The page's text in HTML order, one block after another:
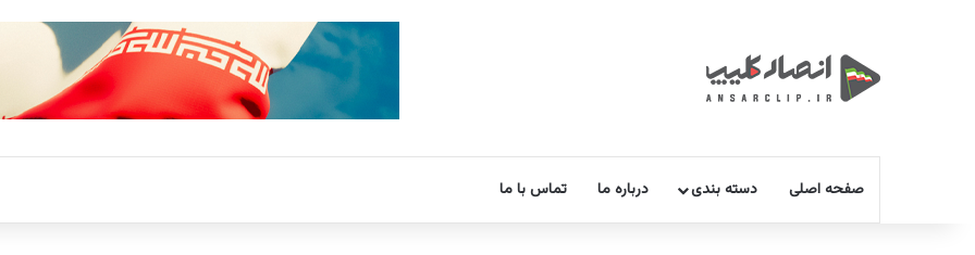
صفحه اصلی دسته بندی درباره ما تماس با ما